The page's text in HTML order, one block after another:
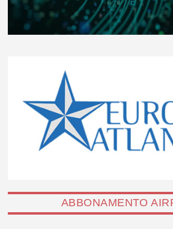
ABBONAMENTO